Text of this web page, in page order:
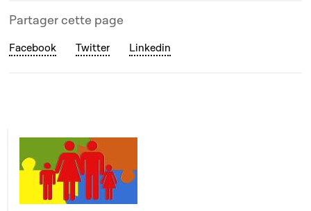
Partager cette page
Facebook Twitter Linkedin